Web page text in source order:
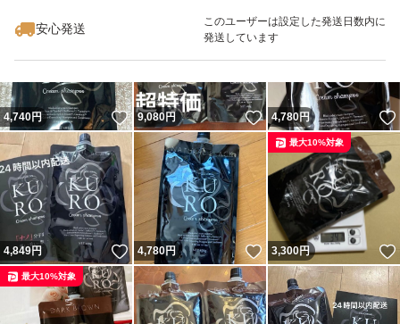
安心発送
このユーザーは設定した発送日数内に
発送しています
4,740円 いいね！
9,080円 いいね！
4,780円
4,849円 いいね！
4,780円 いいね！
3,300円
最大10%対象
最大10%対象